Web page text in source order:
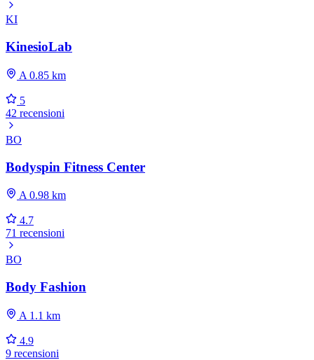
KI
KinesioLab
A 0.85 km
5
42 recensioni
BO
Bodyspin Fitness Center
A 0.98 km
4.7
71 recensioni
BO
Body Fashion
A 1.1 km
4.9
9 recensioni